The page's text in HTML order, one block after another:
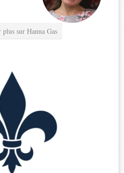
sur Hanna Gas